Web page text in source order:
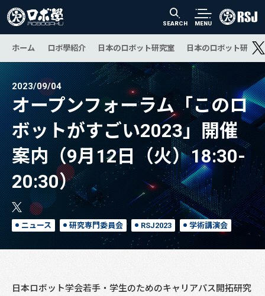
SEARCH MENU
ホーム ロボ學紹介 日本のロボット研究室 日本のロボット研究
2023/09/04
オープンフォーラム「このロ
ボットがすごい2023」開催
案内（9月12日（火）18:30-
20:30）
ニュース 研究専門委員会 RSJ2023 学術講演会
日本ロボット学会若手・学生のためのキャリアパス開拓研究